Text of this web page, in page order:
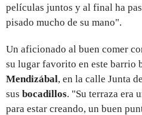
películas juntos y al final ha
pisado mucho de su mano".
Un aficionado al buen comer
su lugar favorito en este barrio
Mendizábal, en la calle Junta
sus bocadillos. "Su terraza era
para estar creando, un buen